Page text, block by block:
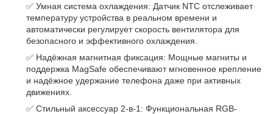
✅ Умная система охлаждения: Датчик NTC отслеживает
температуру устройства в реальном времени и
автоматически регулирует скорость вентилятора для
безопасного и эффективного охлаждения.
✅ Надёжная магнитная фиксация: Мощные магниты и
поддержка MagSafe обеспечивают мгновенное крепление
и надёжное удержание телефона даже при активных
движениях.
✅ Стильный аксессуар 2-в-1: Функциональная RGB-